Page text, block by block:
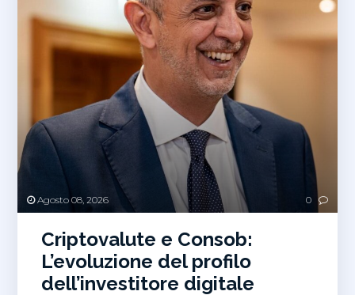
Agosto 08, 2026 0
Criptovalute e Consob:
L’evoluzione del profilo
dell’investitore digitale